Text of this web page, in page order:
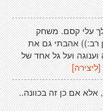
עלי קסם. משחק
רב:)) אהבתי גם את
ועל גל אחד של
[ליצירה]
אלא אם כן זה בכוונה..